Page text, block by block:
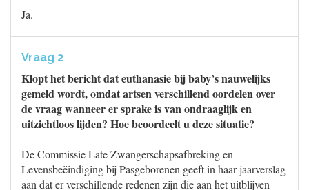
Ja.
Vraag 2
Klopt het bericht dat euthanasie bij baby’s nauwelijks
gemeld wordt, omdat artsen verschillend oordelen over
de vraag wanneer er sprake is van ondraaglijk en
uitzichtloos lijden? Hoe beoordeelt u deze situatie?
De Commissie Late Zwangerschapsafbreking en
Levensbeëindiging bij Pasgeborenen geeft in haar jaarverslag
aan dat er verschillende redenen zijn die aan het uitblijven